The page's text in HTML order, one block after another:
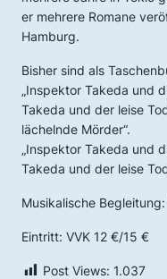
er mehrere Romane
Hamburg.
Bisher sind als
„Inspektor Takeda und
Takeda und der leise
lächelnde Mörder“.
„Inspektor Takeda und
Takeda und der leise
Musikalische
Eintritt: VVK 12 €/15 €
Post Views: 1.037